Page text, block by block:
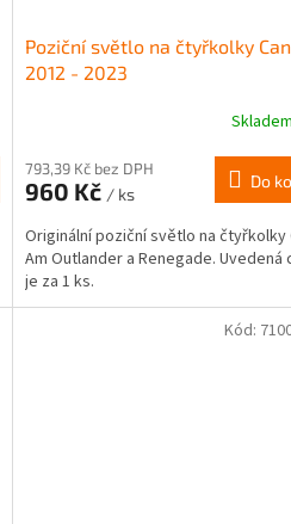
Poziční světlo na čtyřkolky
2012 - 2023
Skladem
793,39 Kč bez DPH
960 Kč / ks
Do
Originální poziční světlo na čtyřkolky
Am Outlander a Renegade. Uvedená
je za 1 ks.
Kód: